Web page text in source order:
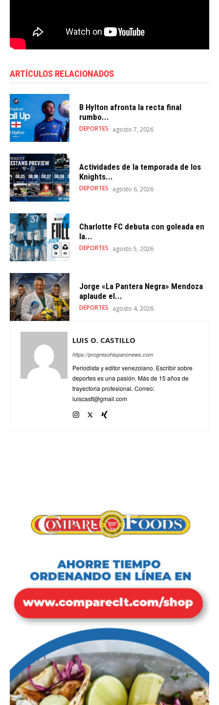
ARTÍCULOS RELACIONADOS
B Hylton afronta la recta final
rumbo...
DEPORTES agosto 7, 2026
Actividades de la temporada de los
Knights...
DEPORTES agosto 6, 2026
Charlotte FC debuta con goleada en
la...
DEPORTES agosto 5, 2026
Jorge «La Pantera Negra» Mendoza
aplaude el...
DEPORTES agosto 4, 2026
LUIS O. CASTILLO
https://progresohispanonews.com
Periodista y editor venezolano. Escribir sobre
deportes es una pasión. Más de 15 años de
trayectoria profesional. Correo:
luiscastt@gmail.com